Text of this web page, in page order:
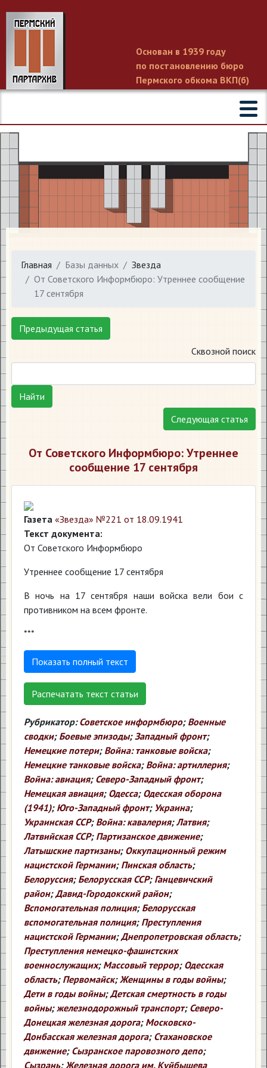
Основан в 1939 году
по постановлению бюро
Пермского обкома ВКП(б)
Главная Базы данных
Звезда
От Советского Информбюро: Утреннее сообщение
17 сентября
Предыдущая статья
Сквозной поиск
Найти
Следующая статья
От Советского Информбюро: Утреннее
сообщение 17 сентября
Газета «Звезда» №221 от 18.09.1941
Текст документа:
От Советского Информбюро
Утреннее сообщение 17 сентября
В ночь на 17 сентября наши войска вели бои с
противником на всем фронте.
***
Показать полный текст
Распечатать текст статьи
Рубрикатор: Советское информбюро; Военные
сводки; Боевые эпизоды;Западный фронт;
Немецкие потери; Война: танковые войска;
Немецкие танковые войска; Война: артиллерия;
Война: авиация; Северо-Западный фронт;
Немецкая авиация; Одесса; Одесская оборона
(1941); Юго-Западный фронт; Украина;
Украинская ССР; Война: кавалерия;Латвия;
Латвийская ССР; Партизанское движение;
Латышские партизаны; Оккупационный режим
нацистской Германии; Пинская область;
Белоруссия; Белорусская ССР; Ганцевичский
район;Давид-Городокский район;
Вспомогательная полиция; Белорусская
вспомогательная полиция; Преступления
нацистской Германии;Днепропетровская область;
Преступления немецко-фашистских
военнослужащих; Массовый террор; Одесская
область; Первомайск;Женщины в годы войны;
Дети в годы войны;Детская смертность в годы
войны;железнодорожный транспорт; Северо-
Донецкая железная дорога; Московско-
Донбасская железная дорога; Стахановское
движение; Сызранское паровозного депо;
Сызрань; Железная дорога им. Куйбышева